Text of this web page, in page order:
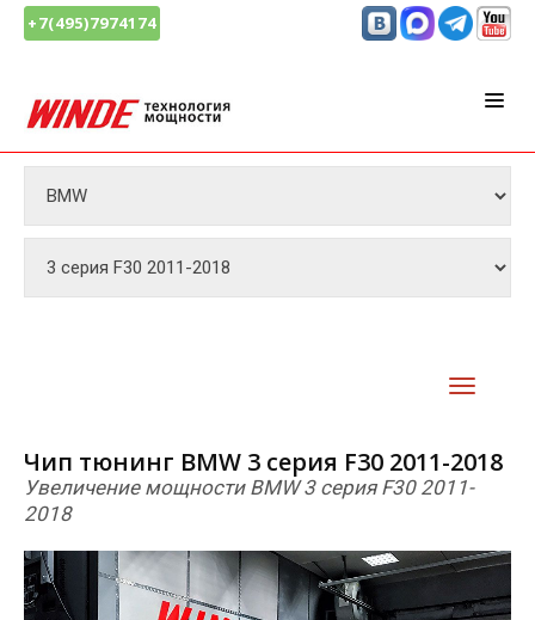
+7(495)7974174
Чип тюнинг BMW 3 серия F30 2011-2018
Увеличение мощности BMW 3 серия F30 2011-
2018